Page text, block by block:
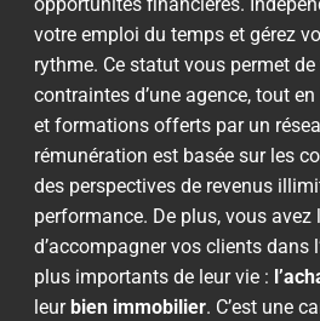
votre emploi du temps et gérez
rythme. Ce statut vous permet
contraintes d’une agence, tout
et formations offerts par un
rémunération est basée sur les
des perspectives de revenus
performance. De plus, vous
d’accompagner vos clients dans
plus importants de leur vie :
leur bien immobilier. C’est une